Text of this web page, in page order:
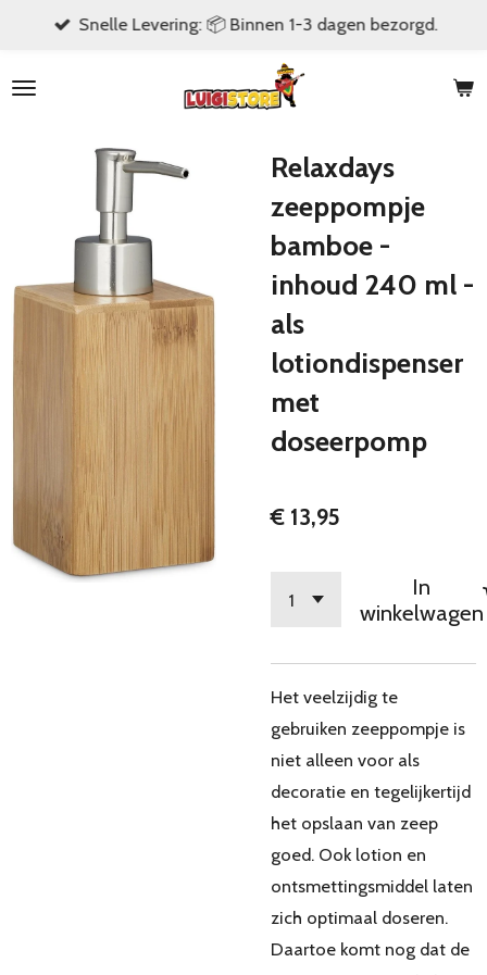
naar
hoofdinhoud
Snelle Levering: 📦 Binnen 1-3 dagen bezorgd.
Relaxdays
zeeppompje
bamboe -
inhoud 240 ml -
als
lotiondispenser
met
doseerpomp
€ 13,95
In
winkelwagen
Het veelzijdig te
gebruiken zeeppompje is
niet alleen voor als
decoratie en tegelijkertijd
het opslaan van zeep
goed. Ook lotion en
ontsmettingsmiddel laten
zich optimaal doseren.
Daartoe komt nog dat de